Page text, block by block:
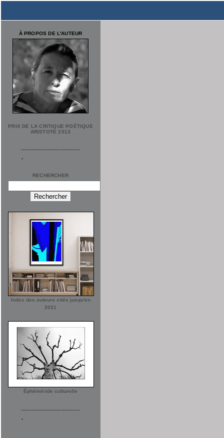
À PROPOS DE L'AUTEUR
PRIX DE LA CRITIQUE POÉTIQUE
ARISTOTE 2013
RECHERCHER
Index des auteurs cités jusqu'en
2021
Éphéméride culturelle